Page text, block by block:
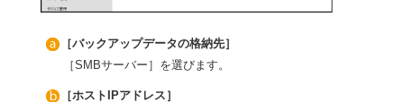
［バックアップデータの格納先］
［SMBサーバー］を選びます。
［ホストIPアドレス］